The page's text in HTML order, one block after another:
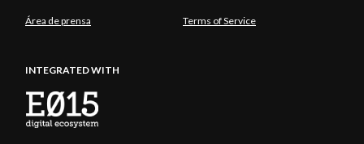
Área de prensa Terms of Service
INTEGRATED WITH